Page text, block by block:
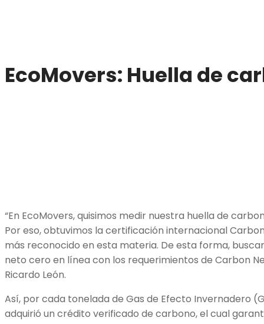
EcoMovers: Huella de
“En EcoMovers, quisimos medir nuestra huella de
Por eso, obtuvimos la certificación internacional
más reconocido en esta materia. De esta forma,
neto cero en línea con los requerimientos de Carbon
Ricardo León.
Así, por cada tonelada de Gas de Efecto Invernadero
adquirió un crédito verificado de carbono, el cual